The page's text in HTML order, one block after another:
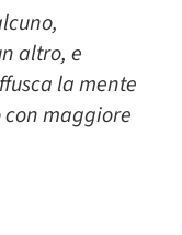
altro, e
la mente
maggiore